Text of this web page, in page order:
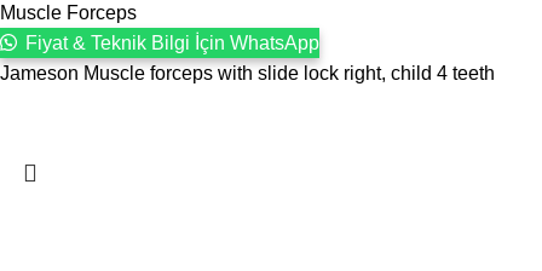
Muscle Forceps
Fiyat & Teknik Bilgi İçin WhatsApp
Jameson Muscle forceps with slide lock right, child 4 teeth